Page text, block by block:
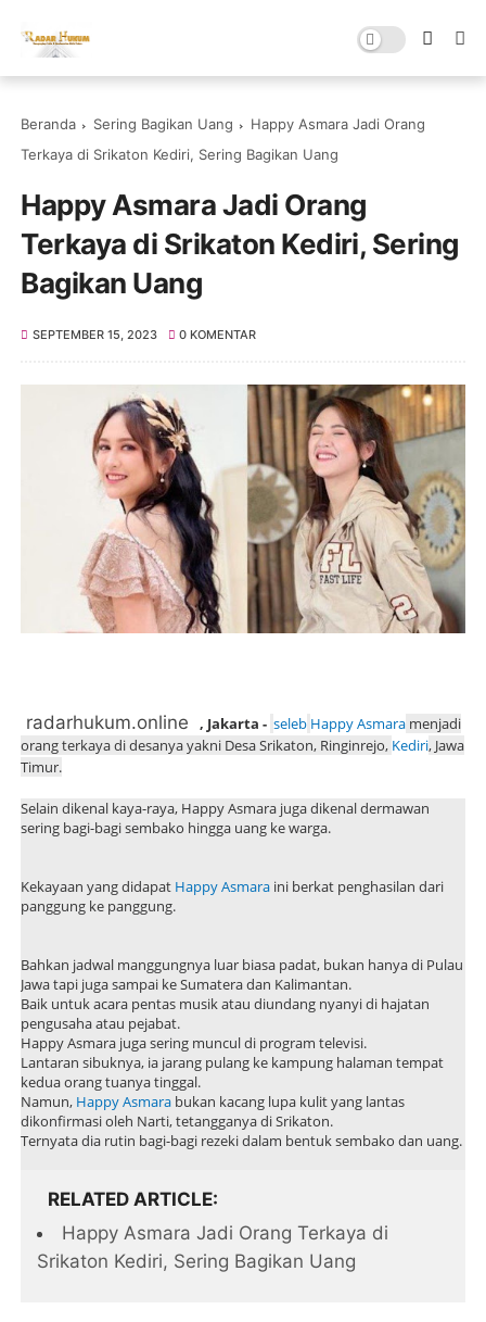
Beranda Sering Bagikan Uang
Happy Asmara Jadi Orang
Terkaya di Srikaton Kediri, Sering Bagikan Uang
Happy Asmara Jadi Orang
Terkaya di Srikaton Kediri, Sering
Bagikan Uang
SEPTEMBER 15, 2023 0 KOMENTAR
radarhukum.online , Jakarta - seleb Happy Asmara menjadi
orang terkaya di desanya yakni Desa Srikaton, Ringinrejo, Kediri, Jawa
Timur.
Selain dikenal kaya-raya, Happy Asmara juga dikenal dermawan
sering bagi-bagi sembako hingga uang ke warga.
Kekayaan yang didapat Happy Asmara ini berkat penghasilan dari
panggung ke panggung.
Bahkan jadwal manggungnya luar biasa padat, bukan hanya di Pulau
Jawa tapi juga sampai ke Sumatera dan Kalimantan.
Baik untuk acara pentas musik atau diundang nyanyi di hajatan
pengusaha atau pejabat.
Happy Asmara juga sering muncul di program televisi.
Lantaran sibuknya, ia jarang pulang ke kampung halaman tempat
kedua orang tuanya tinggal.
Namun, Happy Asmara bukan kacang lupa kulit yang lantas
dikonfirmasi oleh Narti, tetangganya di Srikaton.
Ternyata dia rutin bagi-bagi rezeki dalam bentuk sembako dan uang.
RELATED ARTICLE
Happy Asmara Jadi Orang Terkaya di
Srikaton Kediri, Sering Bagikan Uang